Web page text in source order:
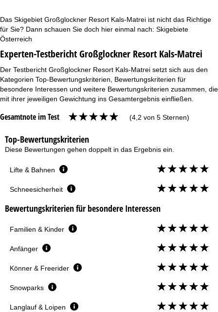
Das Skigebiet Großglockner Resort Kals-Matrei ist nicht das Richtige
für Sie? Dann schauen Sie doch hier einmal nach: Skigebiete
Österreich
Experten-Testbericht Großglockner Resort Kals-Matrei
Der Testbericht Großglockner Resort Kals-Matrei setzt sich aus den
Kategorien Top-Bewertungskriterien, Bewertungskriterien für
besondere Interessen und weitere Bewertungskriterien zusammen, die
mit ihrer jeweiligen Gewichtung ins Gesamtergebnis einfließen.
Gesamtnote im Test (4,2 von 5 Sternen)
Top-Bewertungskriterien
Diese Bewertungen gehen doppelt in das Ergebnis ein.
Lifte & Bahnen
Schneesicherheit
Bewertungskriterien für besondere Interessen
Familien & Kinder
Anfänger
Könner & Freerider
Snowparks
Langlauf & Loipen